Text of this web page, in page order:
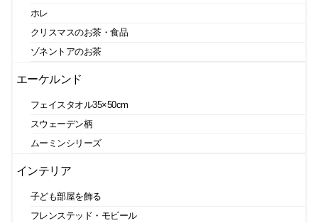
ホレ
クリスマスのお茶・食品
ゾネントアのお茶
エーケルンド
フェイスタオル35×50cm
スウェーデン柄
ムーミンシリーズ
インテリア
子ども部屋を飾る
フレンステッド・モビール